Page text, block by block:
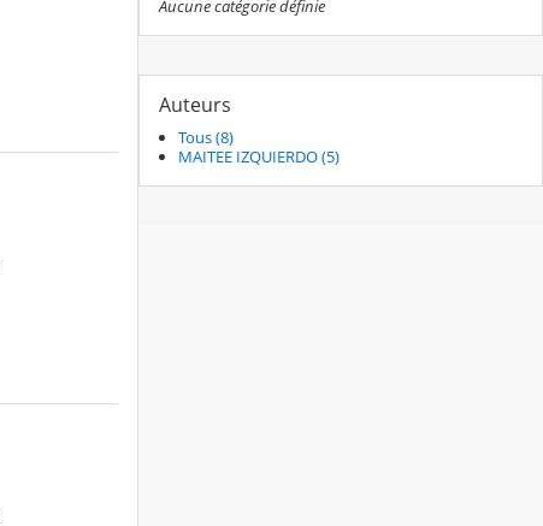
Aucune catégorie définie
Auteurs
Tous (8)
MAITEE IZQUIERDO (5)